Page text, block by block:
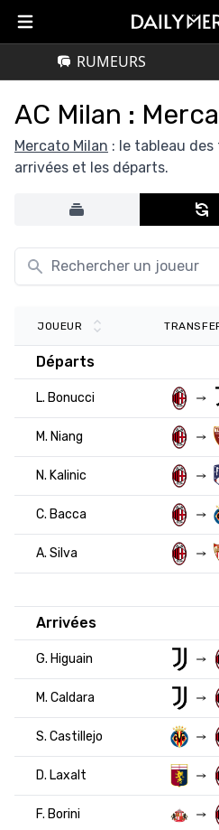
RUMEURS
AC Milan :
Mercato Milan : le tableau
arrivées et les départs.
JOUEUR
Départs
L. Bonucci
M. Niang
N. Kalinic
C. Bacca
A. Silva
Arrivées
G. Higuain
M. Caldara
S. Castillejo
D. Laxalt
F. Borini